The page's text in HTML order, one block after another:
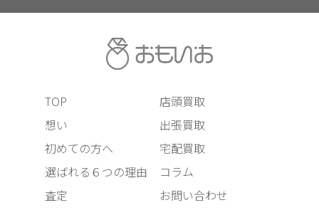
TOP
想い
初めての方へ
選ばれる６つの理由
査定
店頭買取
出張買取
宅配買取
コラム
お問い合わせ